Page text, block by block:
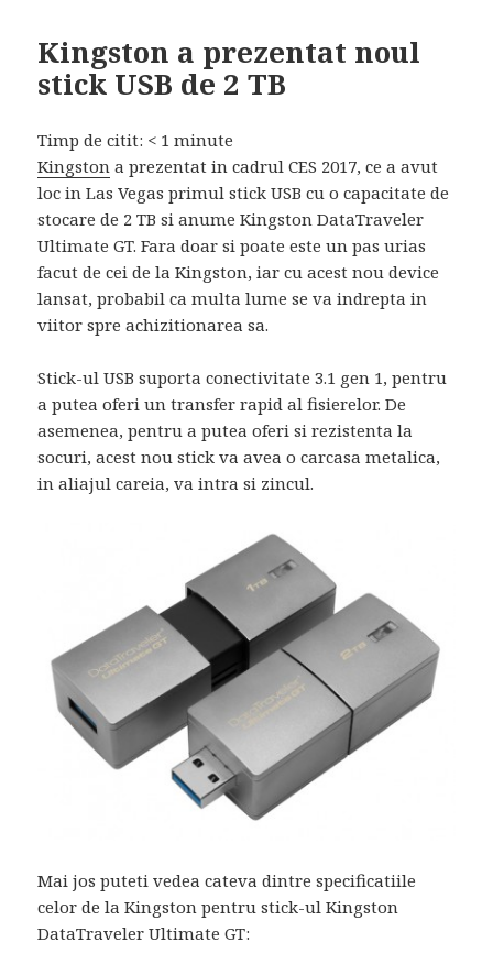
Kingston a prezentat noul
stick USB de 2 TB
Timp de citit: < 1 minute
Kingston a prezentat in cadrul CES 2017, ce a avut
loc in Las Vegas primul stick USB cu o capacitate de
stocare de 2 TB si anume Kingston DataTraveler
Ultimate GT. Fara doar si poate este un pas urias
facut de cei de la Kingston, iar cu acest nou device
lansat, probabil ca multa lume se va indrepta in
viitor spre achizitionarea sa.
Stick-ul USB suporta conectivitate 3.1 gen 1, pentru
a putea oferi un transfer rapid al fisierelor. De
asemenea, pentru a putea oferi si rezistenta la
socuri, acest nou stick va avea o carcasa metalica,
in aliajul careia, va intra si zincul.
Mai jos puteti vedea cateva dintre specificatiile
celor de la Kingston pentru stick-ul Kingston
DataTraveler Ultimate GT: